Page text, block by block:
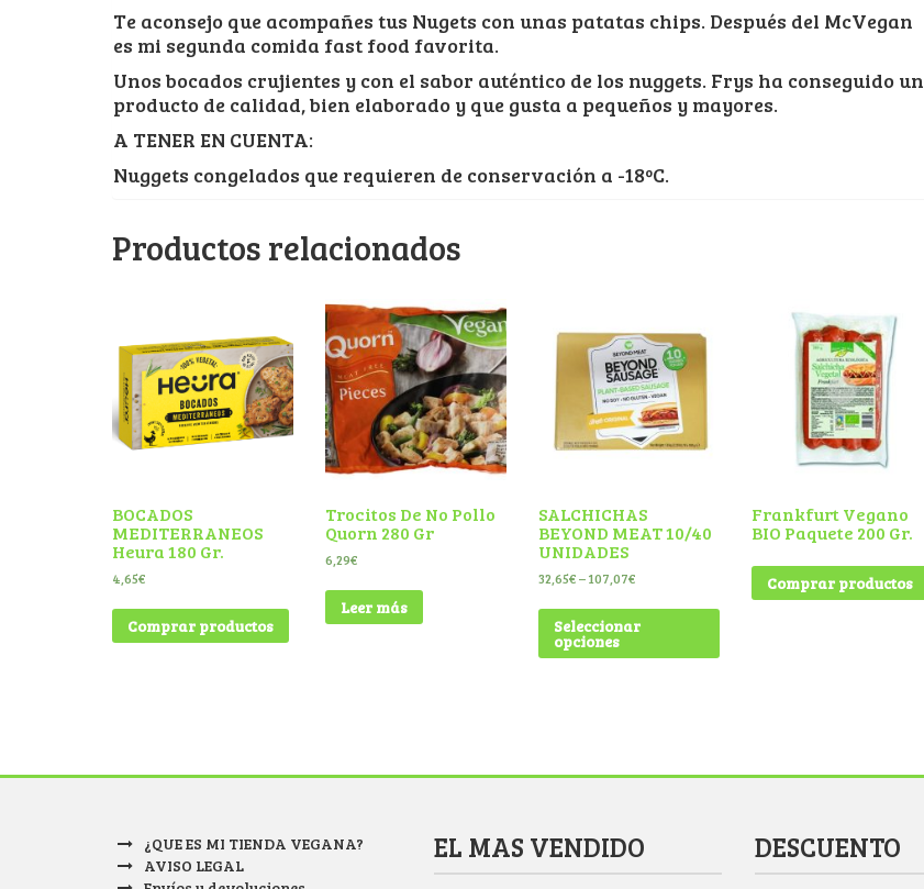
Te aconsejo que acompañes tus Nugets con unas patatas chips. Después del McVegan
es mi segunda comida fast food favorita.
Unos bocados crujientes y con el sabor auténtico de los nuggets. Frys ha conseguido un
producto de calidad, bien elaborado y que gusta a pequeños y mayores.
A TENER EN CUENTA:
Nuggets congelados que requieren de conservación a -18ºC.
Productos relacionados
BOCADOS
MEDITERRANEOS
Heura 180 Gr.
4,65€
Comprar productos
Trocitos De No Pollo
Quorn 280 Gr
6,29€
Leer más
SALCHICHAS
BEYOND MEAT 10/40
UNIDADES
32,65€–107,07€
Seleccionar
opciones
Frankfurt Vegano
BIO Paquete 200 Gr.
Comprar productos
¿QUE ES MI TIENDA VEGANA?
AVISO LEGAL
EL MAS VENDIDO DESCUENTO